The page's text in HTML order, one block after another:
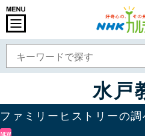
水戸
ファミリーヒストリーの調